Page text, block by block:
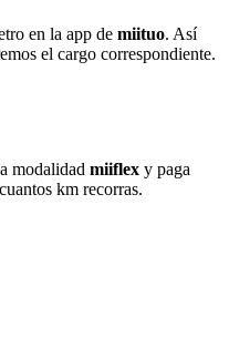
en la app de miituo. Así
el cargo correspondiente.
modalidad miiflex y paga
km recorras.